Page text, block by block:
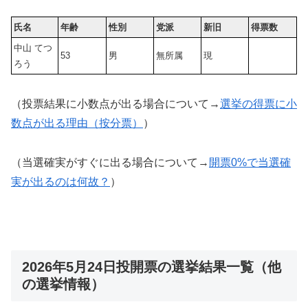
氏名 年齢 性別 党派 新旧
得票数
中山 てつ
ろう
53 男 無所属 現
（投票結果に小数点が出る場合について→選挙の得票に小
数点が出る理由（按分票）
）
（当選確実がすぐに出る場合について→ 開票0%で当選確
実が出るのは何故？ ）
2026年5月24日投開票の選挙結果一覧（他
の選挙情報）